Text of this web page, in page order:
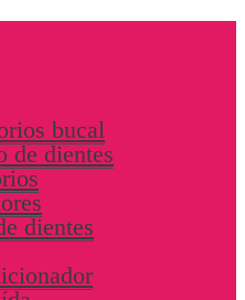
bucal
de dientes
dientes